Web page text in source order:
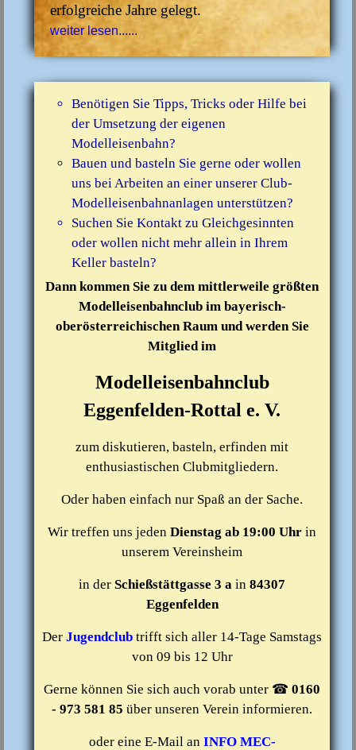
erfolgreiche Jahre gelegt.
weiter lesen......
Benötigen Sie Tipps, Tricks oder Hilfe bei
der Umsetzung der eigenen
Modelleisenbahn?
Bauen und basteln Sie gerne oder wollen
uns bei Arbeiten an einer unserer Club-
Modelleisenbahnanlagen unterstützen?
Suchen Sie Kontakt zu Gleichgesinnten
oder wollen nicht mehr allein in Ihrem
Keller basteln?
Dann kommen Sie zu dem mittlerweile größten
Modelleisenbahnclub im bayerisch-
oberösterreichischen Raum und werden Sie
Mitglied im
Modelleisenbahnclub
Eggenfelden-Rottal e. V.
zum diskutieren, basteln, erfinden mit
enthusiastischen Clubmitgliedern.
Oder haben einfach nur Spaß an der Sache.
Wir treffen uns jeden Dienstag ab 19:00 Uhr in
unserem Vereinsheim
in der Schießstättgasse 3 a in 84307
Eggenfelden
Der Jugendclub trifft sich aller 14-Tage Samstags
von 09 bis 12 Uhr
Gerne können Sie sich auch vorab unter ☎ 0160
- 973 581 85 über unseren Verein informieren.
oder eine E-Mail an INFO MEC-